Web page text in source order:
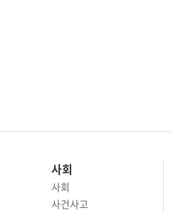
사회
사회
사건사고